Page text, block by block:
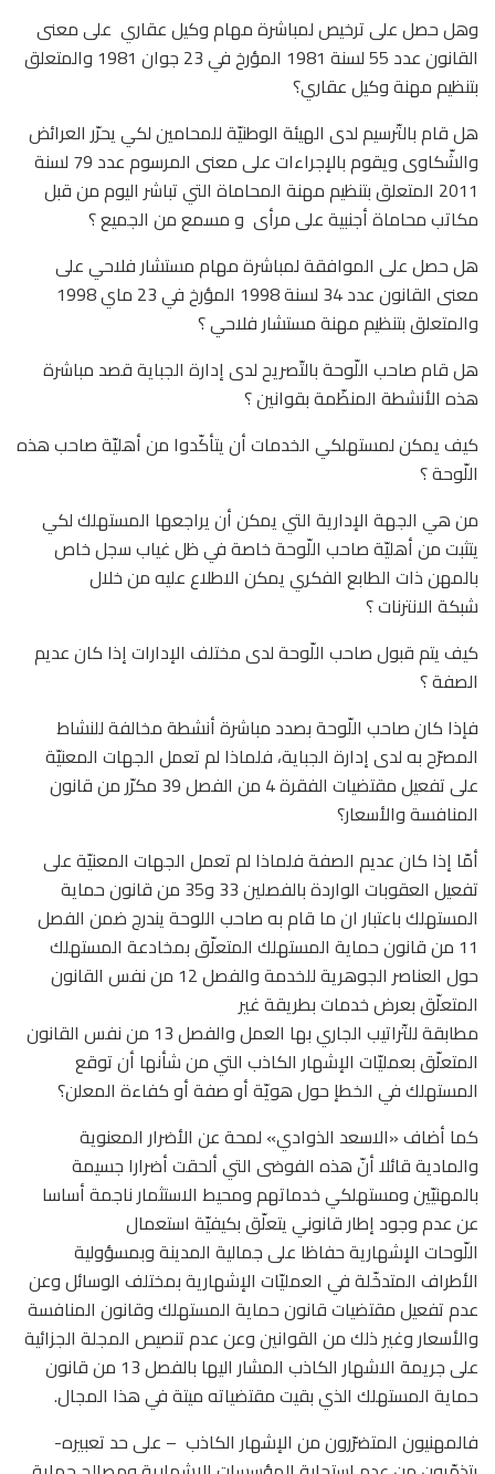
وهل حصل على ترخيص لمباشرة مهام وكيل عقاري على معنى
القانون عدد 55 لسنة 1981 المؤرخ في 23 جوان 1981 والمتعلق
بتنظيم مهنة وكيل عقاري؟
هل قام بالتّرسيم لدى الهيئة الوطنيّة للمحامين لكي يحرّر العرائض
والشّكاوى ويقوم بالإجراءات على معنى المرسوم عدد 79 لسنة
2011 المتعلق بتنظيم مهنة المحاماة التي تباشر اليوم من قبل
مكاتب محاماة أجنبية على مرأى و مسمع من الجميع ؟
هل حصل على الموافقة لمباشرة مهام مستشار فلاحي على
معنى القانون عدد 34 لسنة 1998 المؤرخ في 23 ماي 1998
والمتعلق بتنظيم مهنة مستشار فلاحي ؟
هل قام صاحب اللّوحة بالتّصريح لدى إدارة الجباية قصد مباشرة
هذه الأنشطة المنظّمة بقوانين ؟
كيف يمكن لمستهلكي الخدمات أن يتأكّدوا من أهليّة صاحب هذه
اللّوحة ؟
من هي الجهة الإدارية التي يمكن أن يراجعها المستهلك لكي
يتثبت من أهليّة صاحب اللّوحة خاصة في ظل غياب سجل خاص
بالمهن ذات الطابع الفكري يمكن الاطلاع عليه من خلال
شبكة الانترنات ؟
كيف يتم قبول صاحب اللّوحة لدى مختلف الإدارات إذا كان عديم
الصفة ؟
فإذا كان صاحب اللّوحة بصدد مباشرة أنشطة مخالفة للنشاط
المصرّح به لدى إدارة الجباية، فلماذا لم تعمل الجهات المعنيّة
على تفعيل مقتضيات الفقرة 4 من الفصل 39 مكرّر من قانون
المنافسة والأسعار؟
أمّا إذا كان عديم الصفة فلماذا لم تعمل الجهات المعنيّة على
تفعيل العقوبات الواردة بالفصلين 33 و35 من قانون حماية
المستهلك باعتبار ان ما قام به صاحب اللوحة يندرج ضمن الفصل
11 من قانون حماية المستهلك المتعلّق بمخادعة المستهلك
حول العناصر الجوهرية للخدمة والفصل 12 من نفس القانون
المتعلّق بعرض خدمات بطريقة غير
مطابقة للتّراتيب الجاري بها العمل والفصل 13 من نفس القانون
المتعلّق بعمليّات الإشهار الكاذب التي من شأنها أن توقع
المستهلك في الخطإ حول هويّة أو صفة أو كفاءة المعلن؟
كما أضاف «الاسعد الذوادي» لمحة عن الأضرار المعنوية
والمادية قائلا أنّ هذه الفوضى التي ألحقت أضرارا جسيمة
بالمهنيّين ومستهلكي خدماتهم ومحيط الاستثمار ناجمة أساسا
عن عدم وجود إطار قانوني يتعلّق بكيفيّة استعمال
اللّوحات الإشهارية حفاظا على جمالية المدينة وبمسؤولية
الأطراف المتدخّلة في العمليّات الإشهارية بمختلف الوسائل وعن
عدم تفعيل مقتضيات قانون حماية المستهلك وقانون المنافسة
والأسعار وغير ذلك من القوانين وعن عدم تنصيص المجلة الجزائية
على جريمة الاشهار الكاذب المشار اليها بالفصل 13 من قانون
حماية المستهلك الذي بقيت مقتضياته ميتة في هذا المجال.
فالمهنيون المتضرّرون من الإشهار الكاذب – على حد تعبيره-